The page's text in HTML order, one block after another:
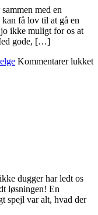
med en
få lov til at gå en
ikke muligt for os at
gode, […]
Kommentarer lukket
dugger har ledt os
løsningen! En
spejl var alt, hvad der